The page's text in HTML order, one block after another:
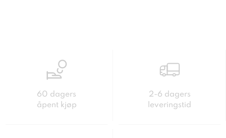
60 dagers
åpent kjøp
2-6 dagers
leveringstid